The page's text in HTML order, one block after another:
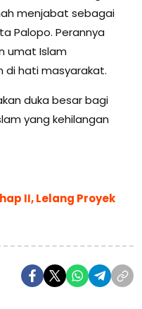
menjabat sebagai
Palopo. Perannya
umat Islam
di hati masyarakat.
duka besar bagi
yang kehilangan
II, Lelang Proyek